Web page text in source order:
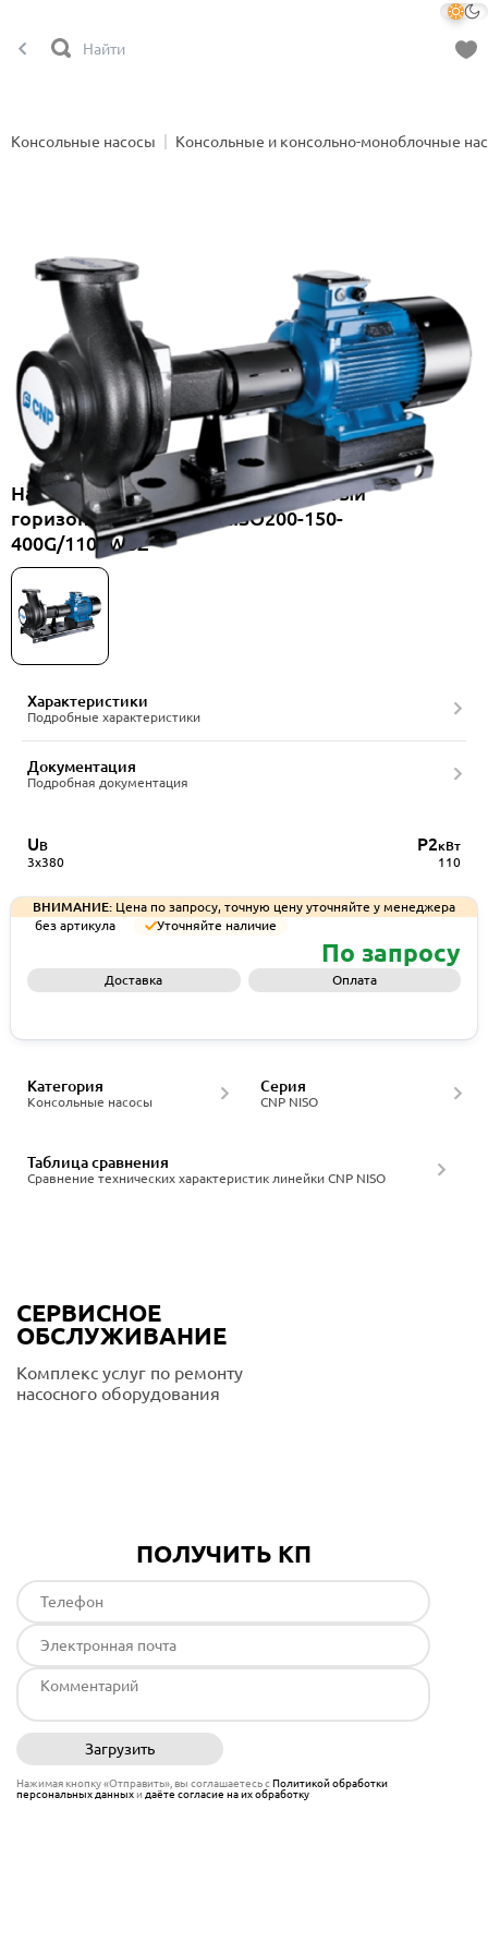
Консольные насосы Консольные и консольно-моноблочные
Насос консольный одноступенчатый
горизонтальный CNP NISO200-150-
400G/110SWSZ
Характеристики
Подробные характеристики
Документация
Подробная документация
UВ
3x380
P2кВт
110
ВНИМАНИЕ: Цена по запросу, точную цену уточняйте у менеджера
без артикула
Уточняйте наличие
По запросу
Доставка Оплата
Консольные насосы
Категория
CNP NISO
Серия
Сравнение технических характеристик линейки CNP NISO
Таблица сравнения
СЕРВИСНОЕ
ОБСЛУЖИВАНИЕ
Комплекс услуг по ремонту
насосного оборудования
ПОЛУЧИТЬ КП
Загрузить
Нажимая кнопку «Отправить», вы соглашаетесь сПолитикой обработки
персональных данныхи даёте согласие на их обработку